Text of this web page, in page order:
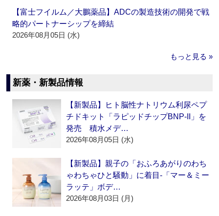
【富士フイルム／大鵬薬品】ADCの製造技術の開発で戦
略的パートナーシップを締結
2026年08月05日 (水)
もっと見る »
新薬・新製品情報
【新製品】ヒト脳性ナトリウム利尿ペプ
チドキット「ラピッドチップBNP-II」を
発売 積水メデ…
2026年08月05日 (水)
【新製品】親子の「おふろあがりのわち
ゃわちゃひと騒動」に着目‐「マー＆ミー
ラッテ」ボデ…
2026年08月03日 (月)